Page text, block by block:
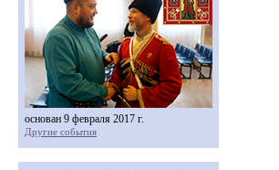
основан 9 февраля 2017 г.
Другие события